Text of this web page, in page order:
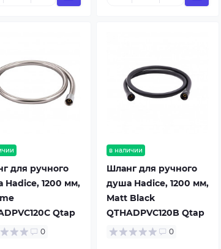
для ручного
Hadice, 1200 мм,
Qtap
0
в наличии
Шланг для ручного
душа Hadice, 1200 мм,
Matt Black
QTHADPVC120B Qtap
0